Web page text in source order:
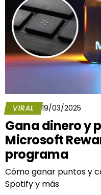
VIRAL 19/03/2025
Gana dinero y
Microsoft
programa
Cómo ganar puntos y
Spotify y más